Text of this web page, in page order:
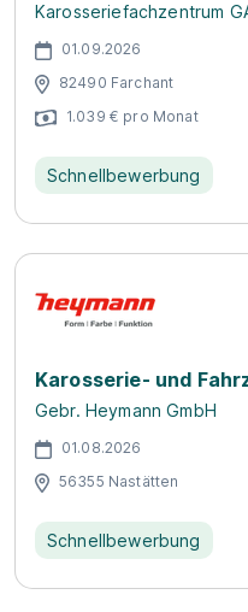
Karosseriefachzentrum
01.09.2026
82490 Farchant
1.039 € pro Monat
Schnellbewerbung
Karosserie- und
Gebr. Heymann GmbH
01.08.2026
56355 Nastätten
Schnellbewerbung